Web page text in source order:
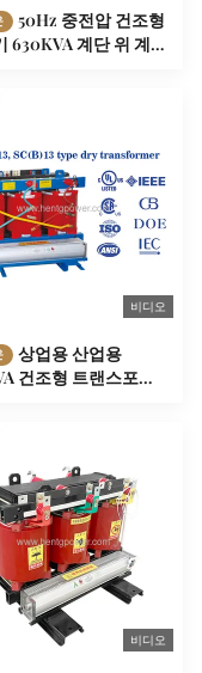
50Hz 중전압 건조형
630KVA 계단 위 계단
비디오
상업용 산업용
건조형 트랜스포머
비디오